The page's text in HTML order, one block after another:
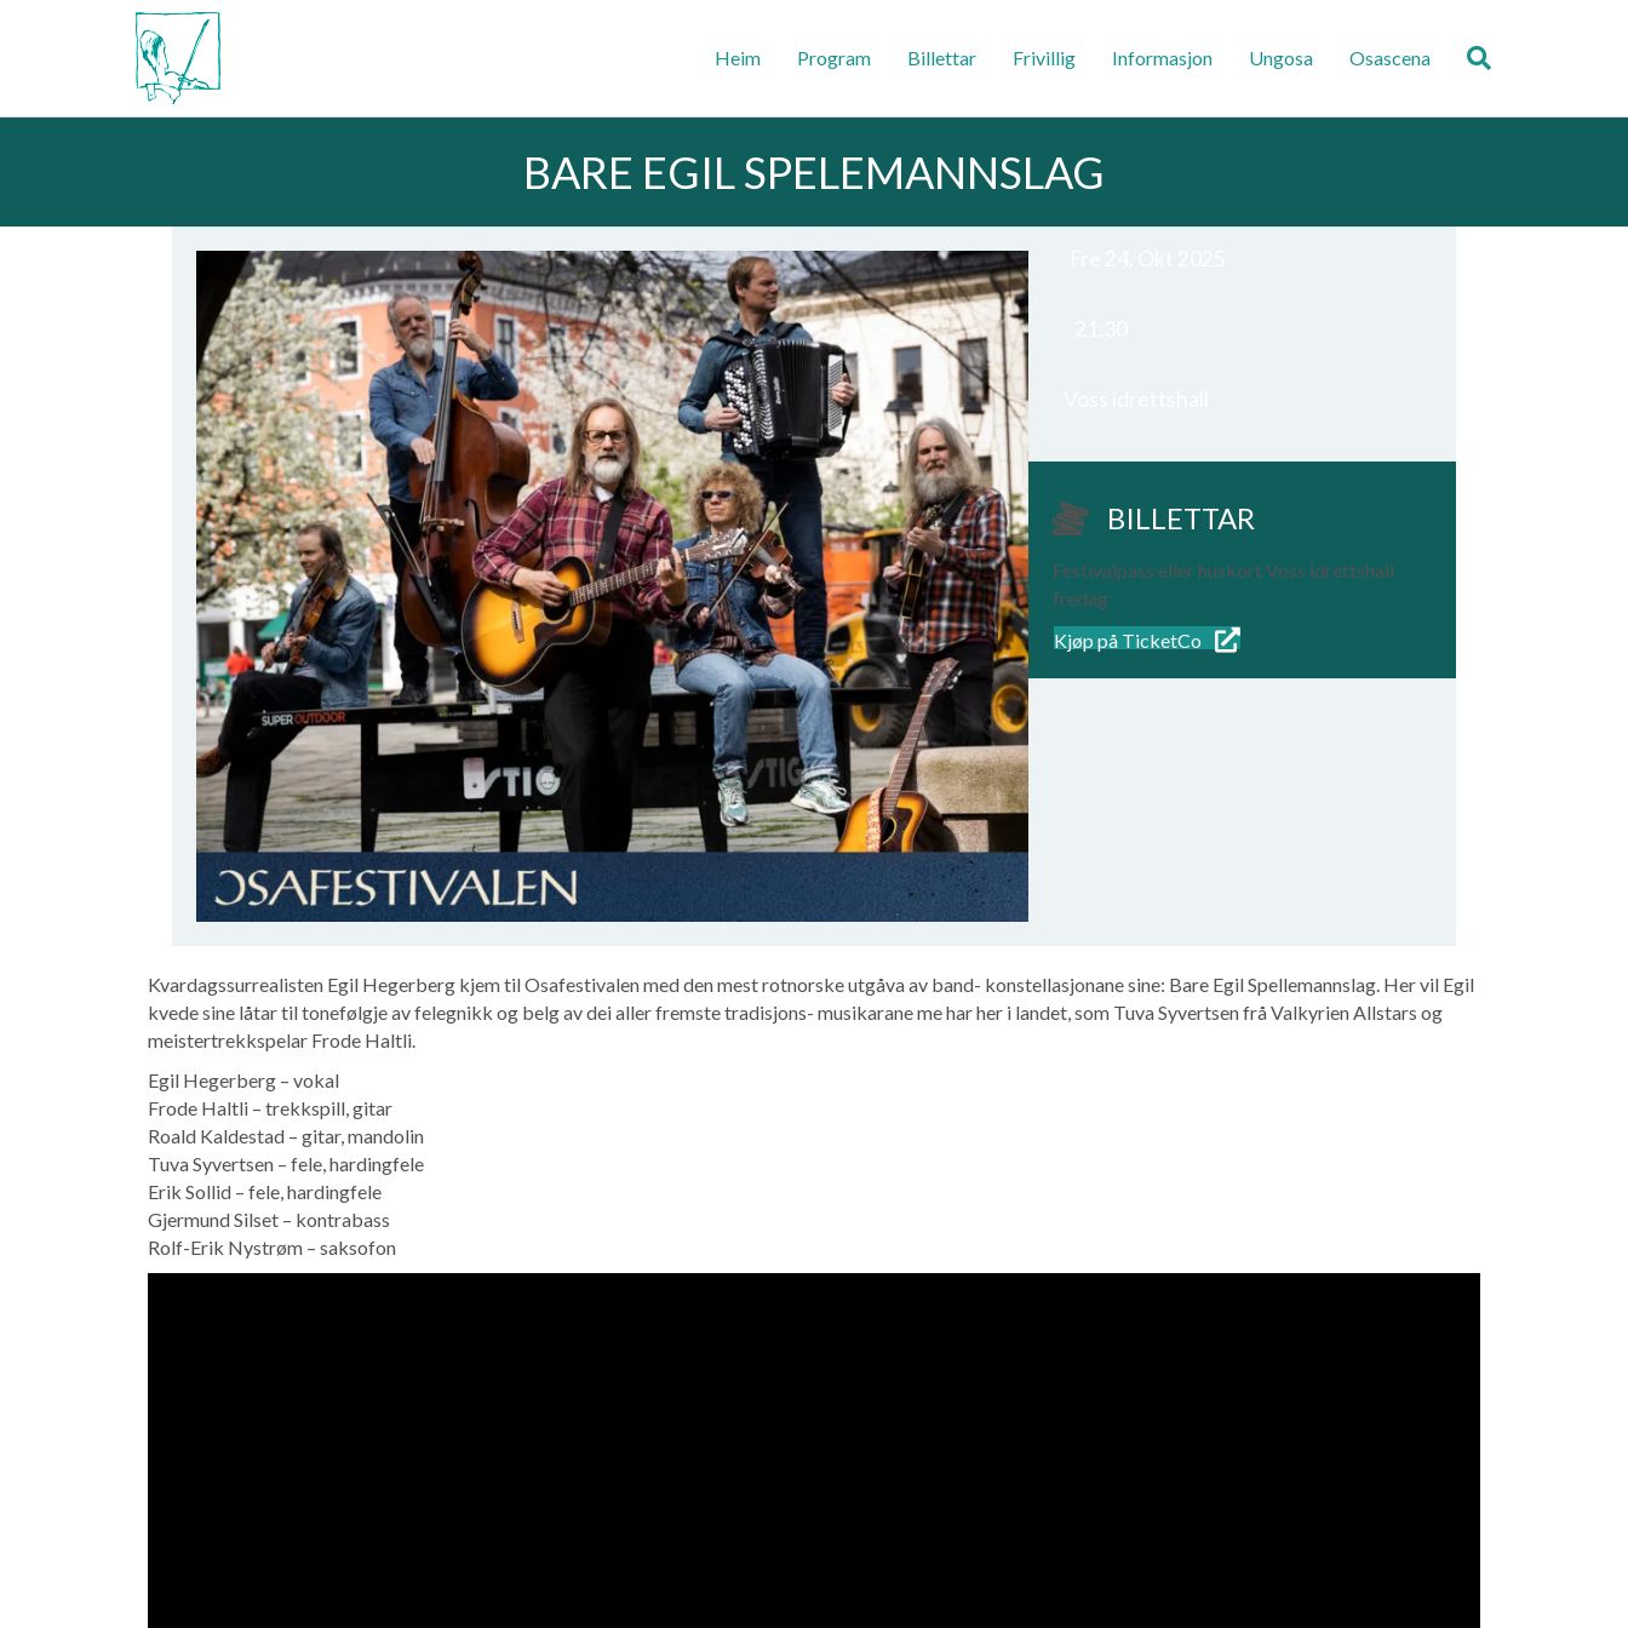
Heim Program Billettar Frivillig Informasjon Ungosa Osascena
BARE EGIL SPELEMANNSLAG
BILLETTAR
Festivalpass eller huskort Voss idrettshall
fredag
Kjøp på TicketCo
Kvardagssurrealisten Egil Hegerberg kjem til Osafestivalen med den mest rotnorske utgåva av band- konstellasjonane sine: Bare Egil Spellemannslag. Her vil Egil
kvede sine låtar til tonefølgje av felegnikk og belg av dei aller fremste tradisjons- musikarane me har her i landet, som Tuva Syvertsen frå Valkyrien Allstars og
meistertrekkspelar Frode Haltli.
Egil Hegerberg – vokal
Frode Haltli – trekkspill, gitar
Roald Kaldestad – gitar, mandolin
Tuva Syvertsen – fele, hardingfele
Erik Sollid – fele, hardingfele
Gjermund Silset – kontrabass
Rolf-Erik Nystrøm – saksofon